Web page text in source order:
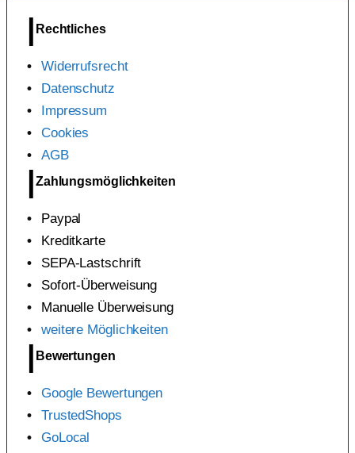
Rechtliches
Widerrufsrecht
Datenschutz
Impressum
Cookies
AGB
Zahlungsmöglichkeiten
Paypal
Kreditkarte
SEPA-Lastschrift
Sofort-Überweisung
Manuelle Überweisung
weitere Möglichkeiten
Bewertungen
Google Bewertungen
TrustedShops
GoLocal